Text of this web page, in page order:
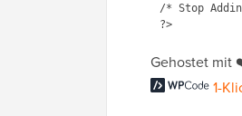
/* Stop
?>
Gehostet mit
1-